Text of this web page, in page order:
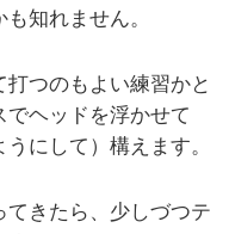
知れません。
つのもよい練習かと
ヘッドを浮かせて
にして）構えます。
きたら、少しづつテ